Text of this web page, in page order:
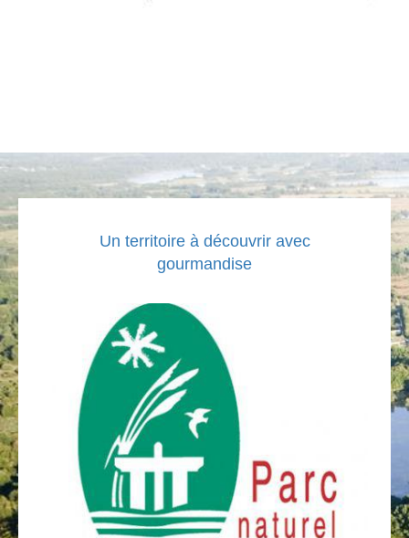
Un territoire à découvrir avec
gourmandise